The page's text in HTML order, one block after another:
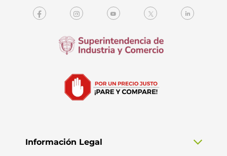
Información Legal